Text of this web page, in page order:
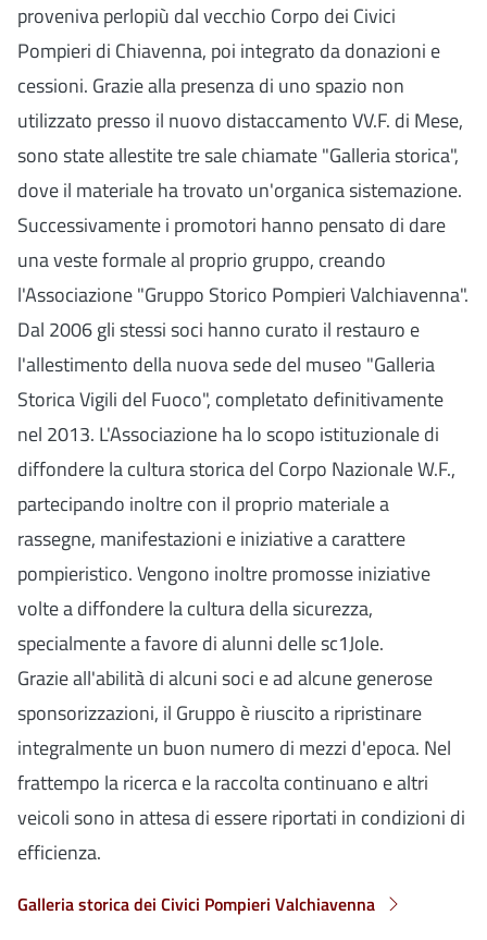
proveniva perlopiù dal vecchio Corpo dei Civici
Pompieri di Chiavenna, poi integrato da donazioni e
cessioni. Grazie alla presenza di uno spazio non
utilizzato presso il nuovo distaccamento VV.F. di Mese,
sono state allestite tre sale chiamate "Galleria storica",
dove il materiale ha trovato un'organica sistemazione.
Successivamente i promotori hanno pensato di dare
una veste formale al proprio gruppo, creando
l'Associazione "Gruppo Storico Pompieri Valchiavenna".
Dal 2006 gli stessi soci hanno curato il restauro e
l'allestimento della nuova sede del museo "Galleria
Storica Vigili del Fuoco", completato definitivamente
nel 2013. L'Associazione ha lo scopo istituzionale di
diffondere la cultura storica del Corpo Nazionale W.F.,
partecipando inoltre con il proprio materiale a
rassegne, manifestazioni e iniziative a carattere
pompieristico. Vengono inoltre promosse iniziative
volte a diffondere la cultura della sicurezza,
specialmente a favore di alunni delle sc1Jole.
Grazie all'abilità di alcuni soci e ad alcune generose
sponsorizzazioni, il Gruppo è riuscito a ripristinare
integralmente un buon numero di mezzi d'epoca. Nel
frattempo la ricerca e la raccolta continuano e altri
veicoli sono in attesa di essere riportati in condizioni di
efficienza.
Galleria storica dei Civici Pompieri Valchiavenna